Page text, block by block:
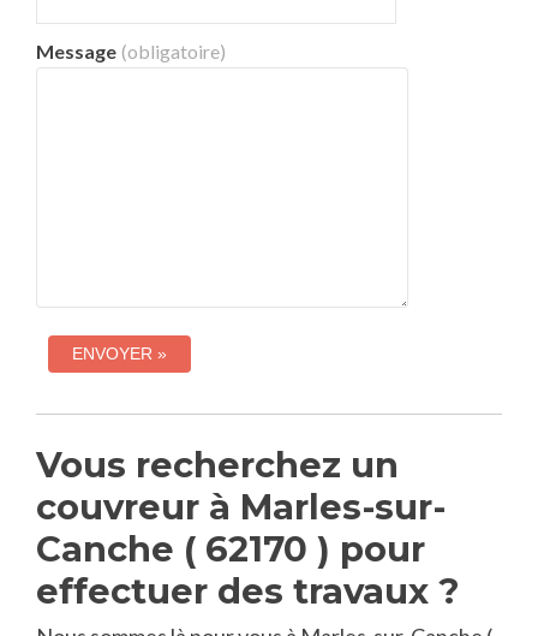
Message (obligatoire)
Vous recherchez un
couvreur à Marles-sur-
Canche ( 62170 ) pour
effectuer des travaux ?